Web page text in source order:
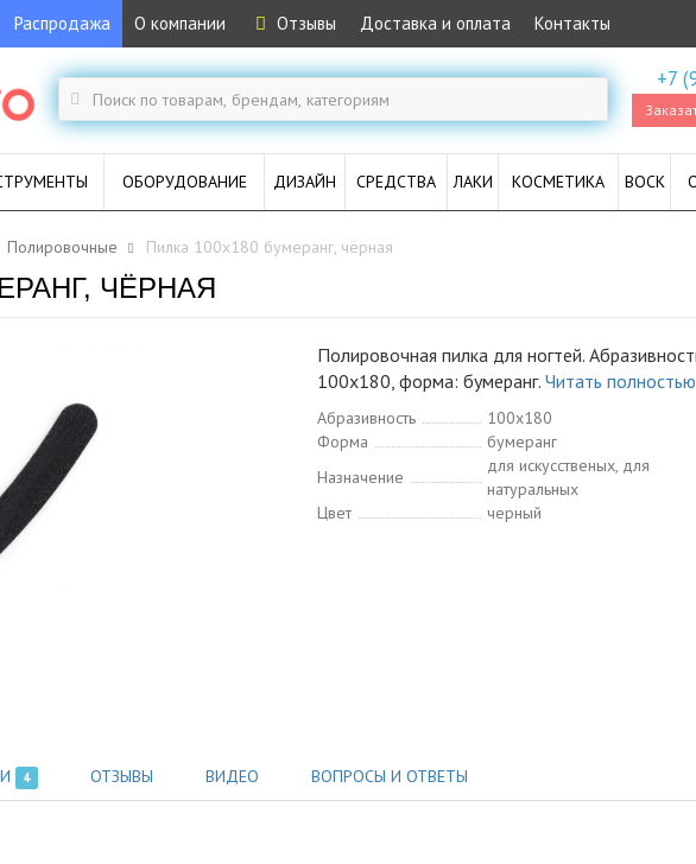
Распродажа О компании Отзывы Доставка и оплата Контакты
+7
ОБОРУДОВАНИЕ ДИЗАЙН СРЕДСТВА ЛАКИ КОСМЕТИКА ВОСК
Полировочные Пилка 100x180 бумеранг, чёрная
ЧЁРНАЯ
Полировочная пилка для ногтей.
100x180, форма: бумеранг. Читать
Абразивность
100x180
Форма
бумеранг
Назначение
для искусственых, для
натуральных
Цвет
черный
4 ОТЗЫВЫ ВИДЕО ВОПРОСЫ И ОТВЕТЫ